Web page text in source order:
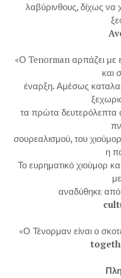
λαβύρινθους, δίχως να
«Ο Tenorman αρπάζει με
και
έναρξη. Αμέσως
τα πρώτα δευτερόλεπτα
σουρεαλισμού, του
η
Το ευρηματικό χιούμορ
αναδύθηκε από
«Ο Τένορμαν είναι ο